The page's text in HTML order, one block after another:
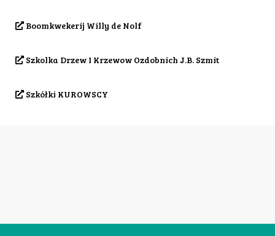
Boomkwekerij Willy de Nolf
Szkolka Drzew I Krzewow Ozdobnich J.B. Szmit
Szkółki KUROWSCY